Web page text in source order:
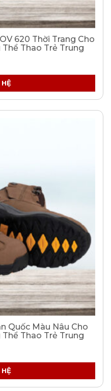
620 Thời Trang Cho
Thao Trẻ Trung
Quốc Màu Nâu Cho
Thao Trẻ Trung